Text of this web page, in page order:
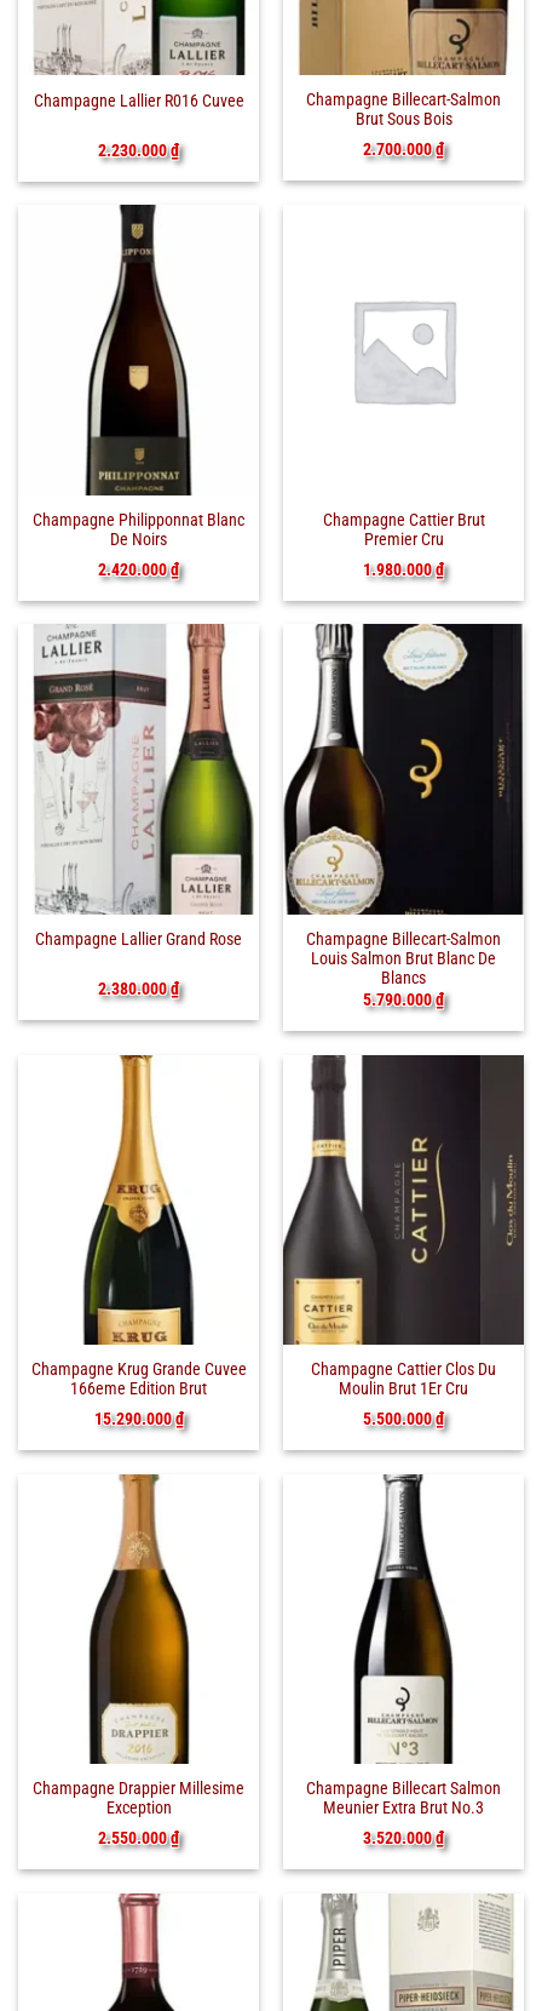
Champagne Lallier R016 Cuvee
2.230.000₫
Champagne Billecart-Salmon
Brut Sous Bois
2.700.000₫
Champagne Philipponnat Blanc
De Noirs
2.420.000₫
Champagne Cattier Brut
Premier Cru
1.980.000₫
Champagne Lallier Grand Rose
2.380.000₫
Champagne Billecart-Salmon
Louis Salmon Brut Blanc De
Blancs
5.790.000₫
Champagne Krug Grande Cuvee
166eme Edition Brut
15.290.000₫
Champagne Cattier Clos Du
Moulin Brut 1Er Cru
5.500.000₫
Champagne Drappier Millesime
Exception
2.550.000₫
Champagne Billecart Salmon
Meunier Extra Brut No.3
3.520.000₫